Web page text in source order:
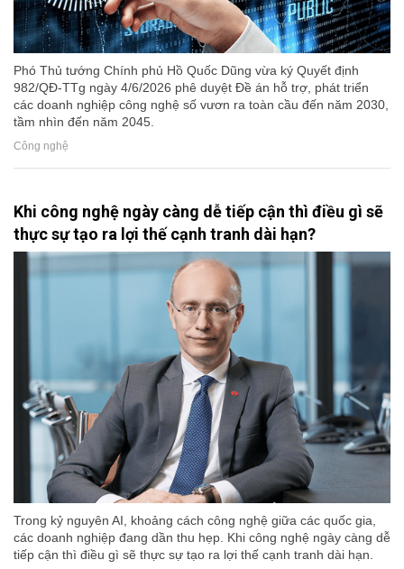
Phó Thủ tướng Chính phủ Hồ Quốc Dũng vừa ký Quyết định
982/QĐ-TTg ngày 4/6/2026 phê duyệt Đề án hỗ trợ, phát triển
các doanh nghiệp công nghệ số vươn ra toàn cầu đến năm 2030,
tầm nhìn đến năm 2045.
Công nghệ
Khi công nghệ ngày càng dễ tiếp cận thì điều gì sẽ
thực sự tạo ra lợi thế cạnh tranh dài hạn?
Trong kỷ nguyên AI, khoảng cách công nghệ giữa các quốc gia,
các doanh nghiệp đang dần thu hẹp. Khi công nghệ ngày càng dễ
tiếp cận thì điều gì sẽ thực sự tạo ra lợi thế cạnh tranh dài hạn.